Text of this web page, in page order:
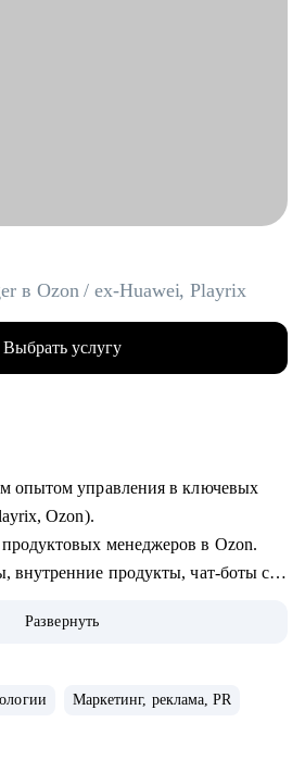
в Ozon / ex-Huawei, Playrix
Выбрать услугу
опытом управления в ключевых
Ozon).
менеджеров в Ozon.
внутренние продукты, чат-боты с
данных, как продукт.
на карьерные и
составили более 300 резюме для
Развернуть
Маркетинг, реклама, PR